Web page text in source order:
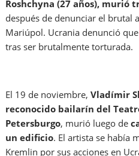
Roshchyna (27 años), murió
después de denunciar el brutal
Mariúpol. Ucrania denunció
tras ser brutalmente torturada.
El 19 de noviembre,Vladímir
reconocido bailarín del
Petersburgo, murió luego de
un edificio. El artista se había
Kremlin por sus acciones en